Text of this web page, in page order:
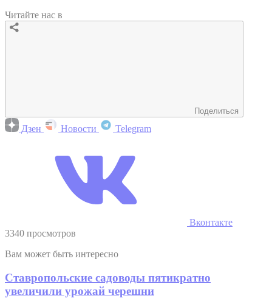
Читайте нас в
Поделиться
Дзен Новости Telegram
Вконтакте
3340 просмотров
Вам может быть интересно
Ставропольские садоводы пятикратно
увеличили урожай черешни